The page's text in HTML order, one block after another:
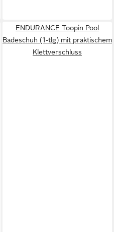
ENDURANCE Toopin Pool
Badeschuh (1-tlg) mit praktischem
Klettverschluss